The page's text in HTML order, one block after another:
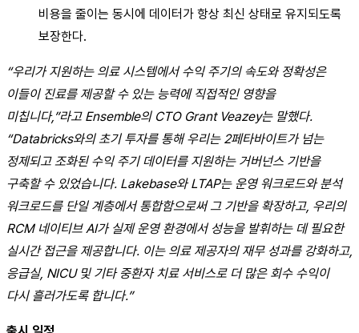
비용을 줄이는 동시에 데이터가 항상 최신 상태로 유지되도록
보장한다.
“우리가 지원하는 의료 시스템에서 수익 주기의 속도와 정확성은
이들이 진료를 제공할 수 있는 능력에 직접적인 영향을
미칩니다,”라고 Ensemble의 CTO Grant Veazey는 말했다.
“Databricks와의 초기 투자를 통해 우리는 2페타바이트가 넘는
정제되고 조화된 수익 주기 데이터를 지원하는 거버넌스 기반을
구축할 수 있었습니다. Lakebase와 LTAP는 운영 워크로드와 분석
워크로드를 단일 계층에서 통합함으로써 그 기반을 확장하고, 우리의
RCM 네이티브 AI가 실제 운영 환경에서 성능을 발휘하는 데 필요한
실시간 접근을 제공합니다. 이는 의료 제공자의 재무 성과를 강화하고,
응급실, NICU 및 기타 중환자 치료 서비스로 더 많은 회수 수익이
다시 흘러가도록 합니다.”